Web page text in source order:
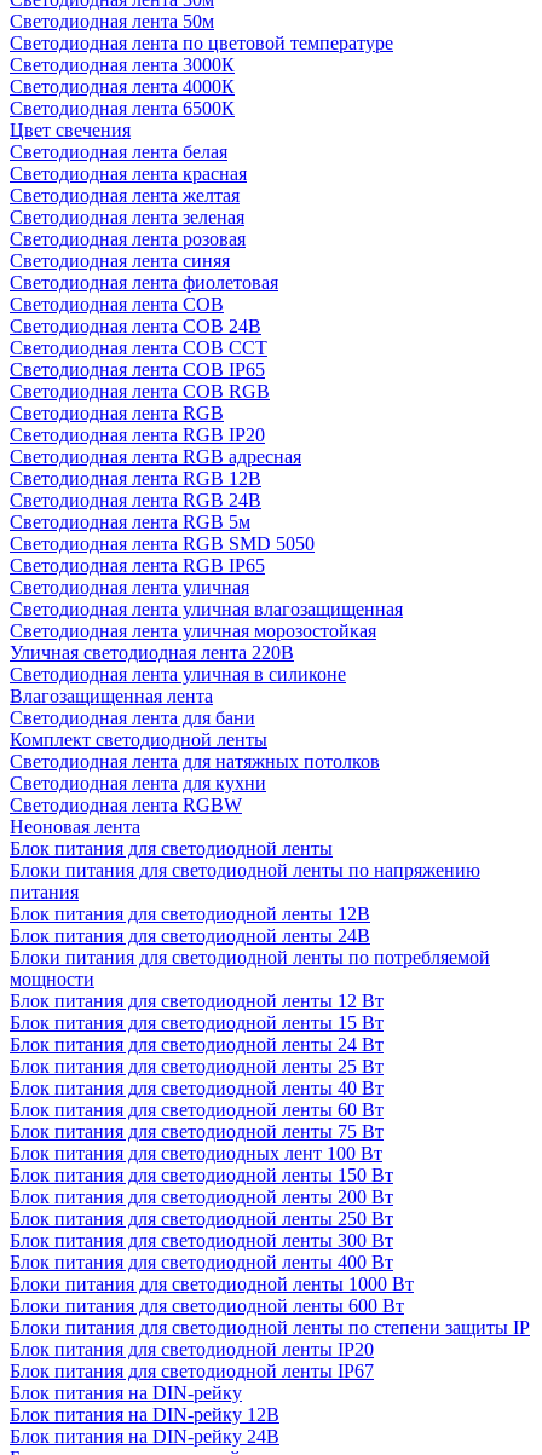
Светодиодная лента 50м
Светодиодная лента по цветовой температуре
Светодиодная лента 3000К
Светодиодная лента 4000К
Светодиодная лента 6500К
Цвет свечения
Светодиодная лента белая
Светодиодная лента красная
Светодиодная лента желтая
Светодиодная лента зеленая
Светодиодная лента розовая
Светодиодная лента синяя
Светодиодная лента фиолетовая
Светодиодная лента COB
Светодиодная лента COB 24В
Светодиодная лента COB CCT
Светодиодная лента COB IP65
Светодиодная лента COB RGB
Светодиодная лента RGB
Светодиодная лента RGB IP20
Светодиодная лента RGB адресная
Светодиодная лента RGB 12В
Светодиодная лента RGB 24В
Светодиодная лента RGB 5м
Светодиодная лента RGB SMD 5050
Светодиодная лента RGB IP65
Светодиодная лента уличная
Светодиодная лента уличная влагозащищенная
Светодиодная лента уличная морозостойкая
Уличная светодиодная лента 220В
Светодиодная лента уличная в силиконе
Влагозащищенная лента
Светодиодная лента для бани
Комплект светодиодной ленты
Светодиодная лента для натяжных потолков
Светодиодная лента для кухни
Светодиодная лента RGBW
Неоновая лента
Блок питания для светодиодной ленты
Блоки питания для светодиодной ленты по напряжению
питания
Блок питания для светодиодной ленты 12В
Блок питания для светодиодной ленты 24В
Блоки питания для светодиодной ленты по потребляемой
мощности
Блок питания для светодиодной ленты 12 Вт
Блок питания для светодиодной ленты 15 Вт
Блок питания для светодиодной ленты 24 Вт
Блок питания для светодиодной ленты 25 Вт
Блок питания для светодиодной ленты 40 Вт
Блок питания для светодиодной ленты 60 Вт
Блок питания для светодиодной ленты 75 Вт
Блок питания для светодиодных лент 100 Вт
Блок питания для светодиодной ленты 150 Вт
Блок питания для светодиодной ленты 200 Вт
Блок питания для светодиодной ленты 250 Вт
Блок питания для светодиодной ленты 300 Вт
Блок питания для светодиодной ленты 400 Вт
Блоки питания для светодиодной ленты 1000 Вт
Блоки питания для светодиодной ленты 600 Вт
Блоки питания для светодиодной ленты по степени защиты IP
Блок питания для светодиодной ленты IP20
Блок питания для светодиодной ленты IP67
Блок питания на DIN-рейку
Блок питания на DIN-рейку 12В
Блок питания на DIN-рейку 24В